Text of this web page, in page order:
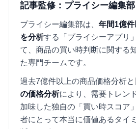
記事監修：プライシー編集部
プライシー編集部は、 年間1億
を分析する「プライシーアプリ
て、商品の買い時判断に関する
た専門チームです。
過去7億件以上の商品価格分析と
の価格分析により、需要トレン
加味した独自の「買い時スコア
者にとって本当に価値あるタイ